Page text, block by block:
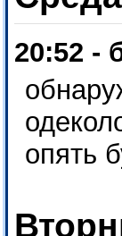
20:52 -
опять